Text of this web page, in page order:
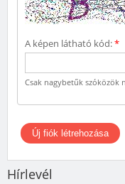
A képen látható kód:*
Csak nagybetűk szóközök
Hírlevél